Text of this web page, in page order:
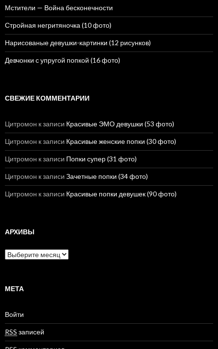
Мстители — Война бесконечности
Стройная негритяночка (10 фото)
Нарисованые девушки-картинки (12 рисунков)
Девчонки с упругой попкой (16 фото)
СВЕЖИЕ КОММЕНТАРИИ
Цитромон к записи Красивые ЭМО девушки (53 фото)
Цитромон к записи Красивые женские попки (30 фото)
Цитромон к записи Попки супер (31 фото)
Цитромон к записи Зачетные попки (34 фото)
Цитромон к записи Красивые попки девушек (90 фото)
АРХИВЫ
А
р
в
МЕТА
Войти
RSS записей